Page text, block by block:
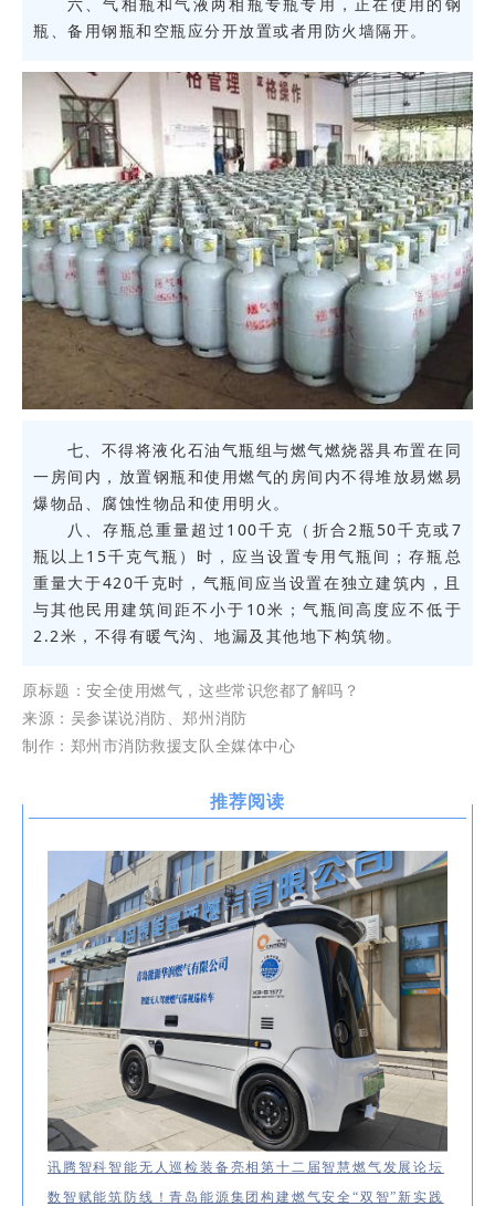
六、气相瓶和气液两相瓶专瓶专用，正在使用的钢
瓶、备用钢瓶和空瓶应分开放置或者用防火墙隔开。
七、不得将液化石油气瓶组与燃气燃烧器具布置在同
一房间内，放置钢瓶和使用燃气的房间内不得堆放易燃易
爆物品、腐蚀性物品和使用明火。
八、存瓶总重量超过100千克（折合2瓶50千克或7
瓶以上15千克气瓶）时，应当设置专用气瓶间；存瓶总
重量大于420千克时，气瓶间应当设置在独立建筑内，且
与其他民用建筑间距不小于10米；气瓶间高度应不低于
2.2米，不得有暖气沟、地漏及其他地下构筑物。
原标题：安全使用燃气，这些常识您都了解吗？
来源：吴参谋说消防、郑州消防
制作：郑州市消防救援支队全媒体中心
推荐阅读
讯腾智科智能无人巡检装备亮相第十二届智慧燃气发展论坛
数智赋能筑防线！青岛能源集团构建燃气安全“双智”新实践